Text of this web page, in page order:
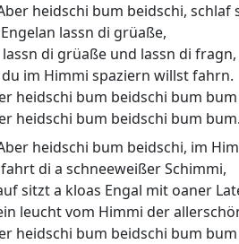
heidschi bum beidschi, schlaf
lassn di grüaße,
lassn di grüaße und lassn di fragn,
im Himmi spaziern willst fahrn.
heidschi bum beidschi bum
heidschi bum beidschi bum bum.
heidschi bum beidschi, im
di a schneeweißer Schimmi,
sitzt a kloas Engal mit oaner
leucht vom Himmi der
heidschi bum beidschi bum